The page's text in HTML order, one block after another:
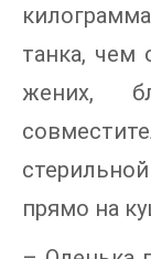
танка,
жених,
прямо на